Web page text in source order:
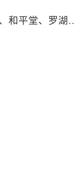
2024年4月28日 基督教深圳堂、和平堂、罗湖堂主日崇拜